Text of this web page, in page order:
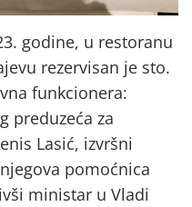
godine, u restoranu
rezervisan je sto.
funkcionera:
preduzeća za
Lasić, izvršni
pomoćnica
ministar u Vladi